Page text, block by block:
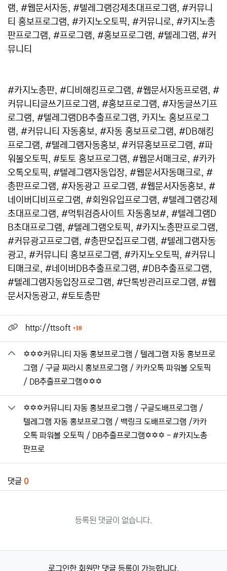
램, #웹문서자동, #텔레그램강제초대프로그램, #커뮤니
티 홍보프로그램, #카지노오토픽, #커뮤니로, #카지노총
판프로그램, #프로그램, #홍보프로그램, #텔레그램, #커
뮤니티
#카지노총판, #디비해킹프로그램, #웹문서자동프로램, #
커뮤니티글쓰기프로그램, #홍보프로그램, #자동글쓰기프
로그램, #텔레그램DB추출프로그램, 카지노 홍보프로그
램, #커뮤니티 자동홍보, #자동 홍보프로그램, #DB해킹
프로그램, #텔레그램자동홍보, #커뮤홍보프로그램, #파
워볼오토픽, #토토 홍보프로그램, #웹문서매크로, #카카
오톡오토픽, #텔레그램자동입장, #웹문서자동매크로, #
총판프로그램, #자동광고 프로그램, #웹문서자동홍보, #
네이버디비프로그램, #회원유입프로그램, #텔레그램강제
초대프로그램, #먹튀검증사이트 자동홍보#, #텔레그램D
B초대프로그램, #텔레그램오토픽, #카지노총판프로그램,
#커뮤광고프로그램, #총판모집프로그램, #텔레그램자동
광고, #커뮤니티 홍보프로그램, #카지노오토픽, #커뮤니
티매크로, #네이버DB추출프로그램, #DB추출프로그램,
#텔레그램자동입장프로그램, #단톡방관리프로그램, #웹
문서자동광고, #토토총판
관련자료http://ttsoft 10회 연결
✡️✡️✡️커뮤니티 자동 홍보프로그램 / 텔레그램 자동 홍보프로
그램 / 구글 찌라시 홍보프로그램 / 카카오톡 파워볼 오토픽
/ DB추출프로그램✡️✡️✡️
✡️✡️✡️커뮤니티 자동 홍보프로그램 / 구글도배프로그램 /
텔레그램 자동 홍보프로그램 / 백링크 도배프로그램 /카카
오톡 파워볼 오토픽 / DB추출프로그램✡️✡️✡️ - #카지노총
판프로
댓글 0
등록된 댓글이 없습니다.
로그인한 회원만 댓글 등록이 가능합니다.